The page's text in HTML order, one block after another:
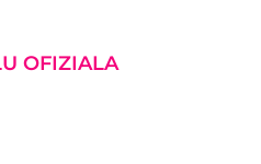
OFIZIALA